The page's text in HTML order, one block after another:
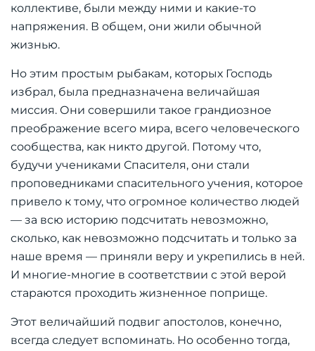
коллективе, были между ними и какие-то
напряжения. В общем, они жили обычной
жизнью.
Но этим простым рыбакам, которых Господь
избрал, была предназначена величайшая
миссия. Они совершили такое грандиозное
преображение всего мира, всего человеческого
сообщества, как никто другой. Потому что,
будучи учениками Спасителя, они стали
проповедниками спасительного учения, которое
привело к тому, что огромное количество людей
— за всю историю подсчитать невозможно,
сколько, как невозможно подсчитать и только за
наше время — приняли веру и укрепились в ней.
И многие-многие в соответствии с этой верой
стараются проходить жизненное поприще.
Этот величайший подвиг апостолов, конечно,
всегда следует вспоминать. Но особенно тогда,